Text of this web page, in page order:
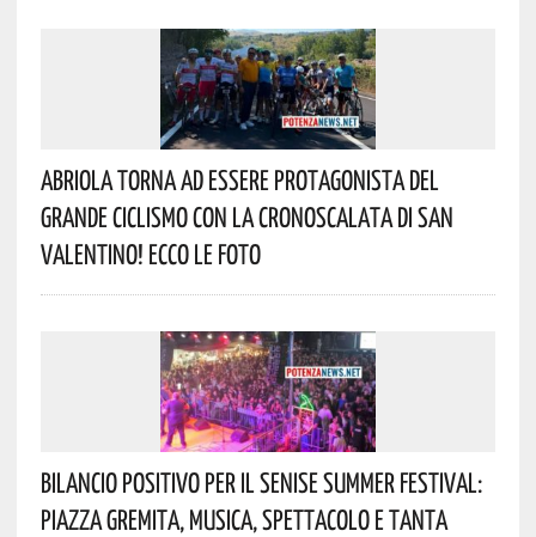
Abriola Torna Ad Essere Protagonista Del
Grande Ciclismo Con La Cronoscalata Di San
Valentino! Ecco Le Foto
Bilancio Positivo Per Il Senise Summer Festival:
Piazza Gremita, Musica, Spettacolo E Tanta